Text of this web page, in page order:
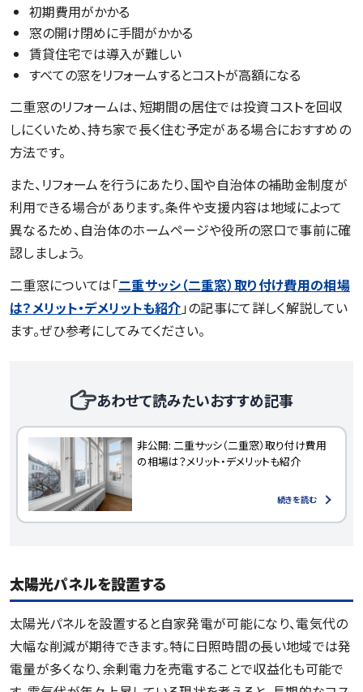
初期費用がかかる
窓の開け閉めに手間がかかる
賃貸住宅では導入が難しい
すべての窓をリフォームするとコストが高額になる
二重窓のリフォームは、短期間の居住では投資コストを回収
しにくいため、持ち家で長く住む予定がある場合におすすめの
方法です。
また、リフォームを行うにあたり、国や自治体の補助金制度が
利用できる場合があります。条件や支援内容は地域によって
異なるため、自治体のホームページや役所の窓口で事前に確
認しましょう。
二重窓については「二重サッシ（二重窓）取り付け費用の相場
は？メリット・デメリットも紹介 」の記事にて詳しく解説してい
ます。ぜひ参考にしてみてください。
あわせて読みたいおすすめ記事
非公開: 二重サッシ（二重窓）取り付け費用
の相場は？メリット・デメリットも紹介
続きを読む
太陽光パネルを設置する
太陽光パネルを設置すると自家発電が可能になり、電気代の
大幅な削減が期待できます。特に日照時間の長い地域では発
電量が多くなり、余剰電力を売電することで収益化も可能で